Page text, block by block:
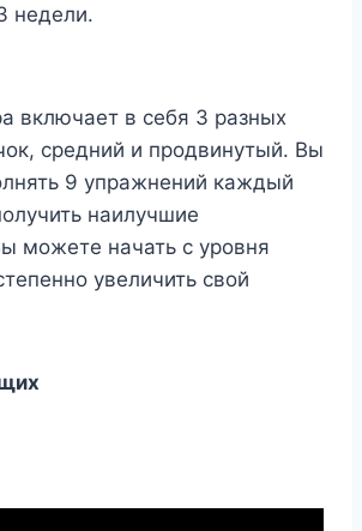
недели.
включает в себя 3 разных
средний и продвинутый. Вы
9 упражнений каждый
наилучшие
можете начать с уровня
увеличить свой